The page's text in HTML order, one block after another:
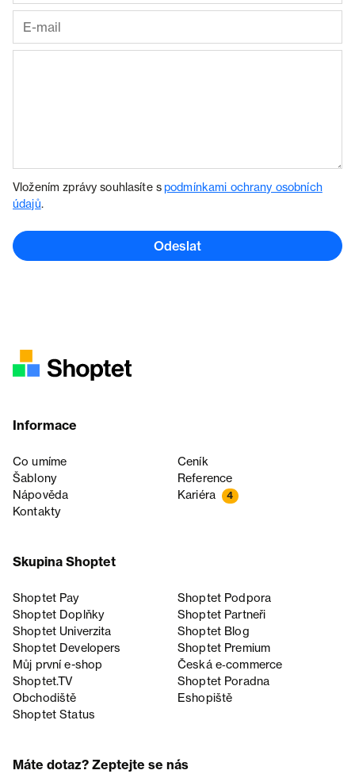
Vložením zprávy souhlasíte spodmínkami ochrany osobních
údajů.
Odeslat
Informace
Co umíme
Ceník
Šablony
Reference
Nápověda
Kariéra 4
Kontakty
Skupina Shoptet
Shoptet Pay
Shoptet Podpora
Shoptet Doplňky
Shoptet Partneři
Shoptet Univerzita
Shoptet Blog
Shoptet Developers
Shoptet Premium
Můj první e-shop
Česká e‑commerce
Shoptet.TV
Shoptet Poradna
Obchodiště
Eshopiště
Shoptet Status
Máte dotaz? Zeptejte se nás